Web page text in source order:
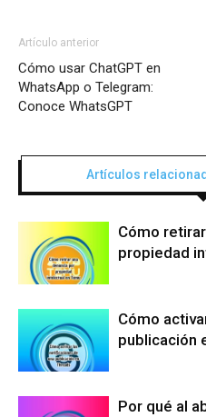
Artículo anterior
Cómo usar ChatGPT en
WhatsApp o Telegram:
Conoce WhatsGPT
Artículos
Cómo
propiedad
Cómo
publicación
Por qué al